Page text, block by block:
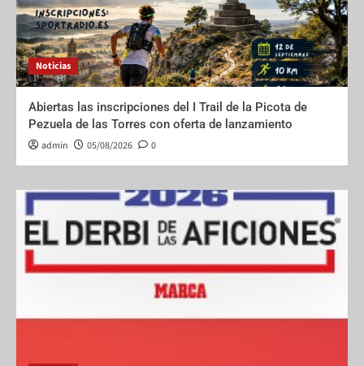
Noticias
Abiertas las inscripciones del I Trail de la Picota de
Pezuela de las Torres con oferta de lanzamiento
admin 05/08/2026 0